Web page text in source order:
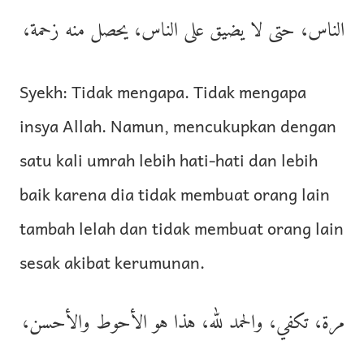
الناس، حتى لا يضيق على الناس، يحصل منه زحمة،
Syekh: Tidak mengapa. Tidak mengapa
insya Allah. Namun, mencukupkan dengan
satu kali umrah lebih hati-hati dan lebih
baik karena dia tidak membuat orang lain
tambah lelah dan tidak membuat orang lain
sesak akibat kerumunan.
مرة، تكفي، والحمد لله، هذا هو الأحوط والأحسن،